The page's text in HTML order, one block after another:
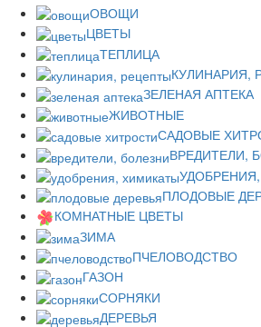
ОВОЩИ
ЦВЕТЫ
ТЕПЛИЦА
КУЛИНАРИЯ,
ЗЕЛЕНАЯ АПТЕКА
ЖИВОТНЫЕ
САДОВЫЕ
ВРЕДИТЕЛИ,
ПЛОДОВЫЕ
КОМНАТНЫЕ ЦВЕТЫ
ЗИМА
ПЧЕЛОВОДСТВО
ГАЗОН
СОРНЯКИ
ДЕРЕВЬЯ